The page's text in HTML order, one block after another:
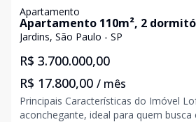
Apartamento
Apartamento 110m², 2
e 2 vagas - PARA LOCAÇÃO E
Jardins, São Paulo - SP
R$ 3.700.000,00
R$ 17.800,00 / mês
Principais Características do Imóvel
aconchegante, ideal para quem